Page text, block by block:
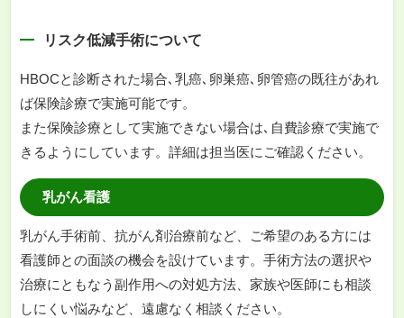
リスク低減手術について
HBOCと診断された場合､乳癌､卵巣癌､卵管癌の既往があれ
ば保険診療で実施可能です。
また保険診療として実施できない場合は､自費診療で実施で
きるようにしています。詳細は担当医にご確認ください。
乳がん看護
乳がん手術前、抗がん剤治療前など、ご希望のある方には
看護師との面談の機会を設けています。手術方法の選択や
治療にともなう副作用への対処方法、家族や医師にも相談
しにくい悩みなど、遠慮なく相談ください。